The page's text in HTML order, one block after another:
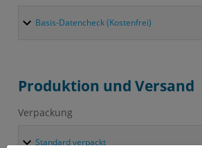
Produktion und Versand
Verpackung